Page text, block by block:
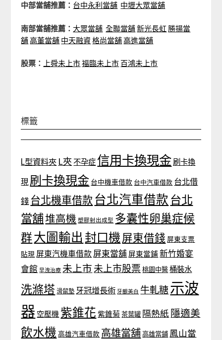
中部當舖推薦： 台中永利當舖 中壢大眾當舖
南部當舖推薦： 大眾當舖 全聯當舖新光長虹 勝揚當
舖高董當舖 中天融資格尚當舖高進當舖
股票： 上舜未上市福臨未上市 百鴻未上市
標籤
L型資料夾 L夾 不孕症 信用卡換現金 刷卡換
現 刷卡換現金 台中機車借款 台中汽車借款 台北借
錢 台北機車借款 台北汽車借款 台北
當舖堆高機 塑膠射出成型 多囊性卵巢症候
群大圖輸出 封口機 屏東借錢 屏東支票
貼現 屏東汽機車借款 屏東當舖 屏東當鋪 新竹婚宴
會館 早洩治療 未上市 未上市股票 桃園中醫 桶裝水
洗滌塔 滑鼠墊 牙冠增長術 牙齦美白 牛軋糖示波
器 空壓機 紫錐花 紫錐菊 茶葉罐 隔熱紙 隱適美
飲水機 高雄汽車借款 高雄當舖 高雄當鋪 鳳山當